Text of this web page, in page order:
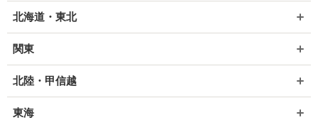
北海道・東北
関東
北陸・甲信越
東海